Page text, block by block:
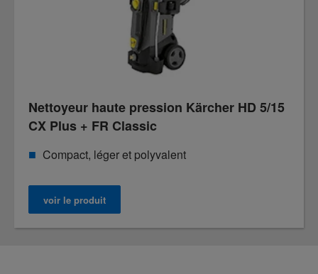
Nettoyeur haute pression Kärcher HD 5/15
CX Plus + FR Classic
Compact, léger et polyvalent
voir le produit